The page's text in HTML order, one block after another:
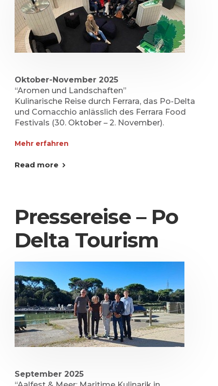
Oktober-November 2025
“Aromen und Landschaften”
Kulinarische Reise durch Ferrara, das Po-Delta
und Comacchio anlässlich des Ferrara Food
Festivals (30. Oktober – 2. November).
Mehr erfahren
Read more
Pressereise – Po
Delta Tourism
September 2025